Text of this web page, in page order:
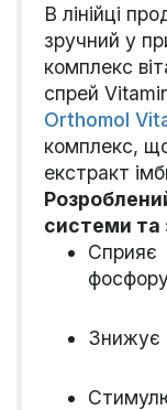
В лінійці
зручний у
комплекс
спрей
Orthomol
комплекс,
екстракт
системи та
фосфору
Знижує